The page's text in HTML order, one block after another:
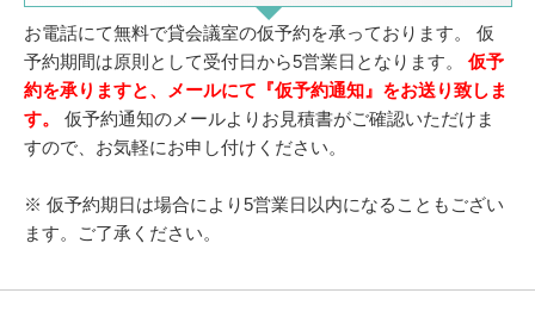
お電話にて無料で貸会議室の仮予約を承っております。
仮
予約期間は原則として受付日から5営業日となります。
仮予
約を承りますと、メールにて『仮予約通知』をお送り致しま
す。
仮予約通知のメールよりお見積書がご確認いただけま
すので、お気軽にお申し付けください。
※ 仮予約期日は場合により5営業日以内になることもござい
ます。ご了承ください。